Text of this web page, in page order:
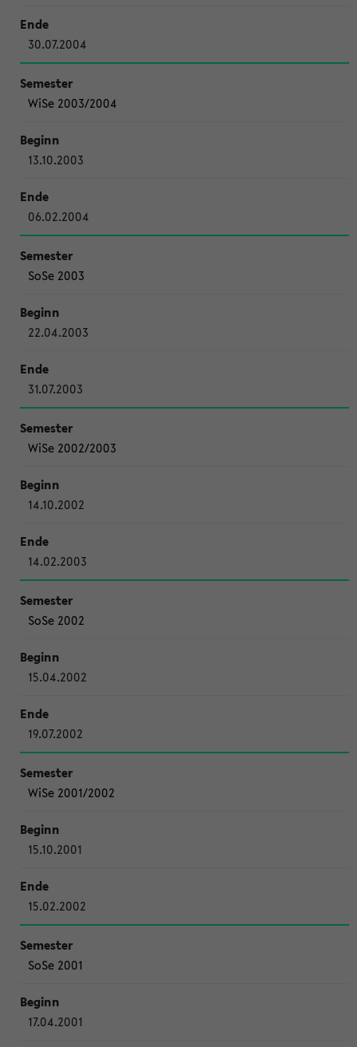
30.07.2004
WiSe 2003/2004
13.10.2003
06.02.2004
SoSe 2003
22.04.2003
31.07.2003
WiSe 2002/2003
14.10.2002
14.02.2003
SoSe 2002
15.04.2002
19.07.2002
WiSe 2001/2002
15.10.2001
15.02.2002
SoSe 2001
17.04.2001